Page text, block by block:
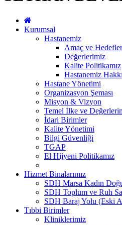
Kurumsal
Hastanemiz
Amaç ve
Değerlerimiz
Kalite Politikamız
Hastanemiz
Hastane Yönetimi
Organizasyon Şeması
Misyon & Vizyon
Temel İlke ve
İdari Birimler
Kalite Yönetimi
Bilgi Güvenliği
TGAP
El Hijyeni Politikamız
Hizmet Binalarımız
SDH Marsa Kadın
SDH Toplum ve Ruh
SDH Baraj Yolu (Eski
Tıbbi Birimler
Kliniklerimiz